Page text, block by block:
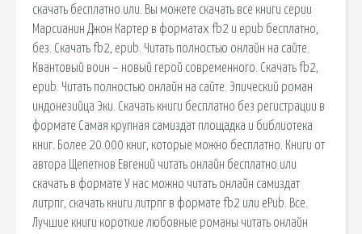
скачать бесплатно или. Вы можете скачать все книги серии
Марсианин Джон Картер в форматах fb2 и epub бесплатно,
без. Скачать fb2, epub. Читать полностью онлайн на сайте.
Квантовый воин – новый герой современного. Скачать fb2,
epub. Читать полностью онлайн на сайте. Эпический роман
индонезийца Эки. Скачать книги бесплатно без регистрации в
формате Самая крупная самиздат площадка и библиотека
книг. Более 20.000 книг, которые можно бесплатно. Книги от
автора Щепетнов Евгений читать онлайн бесплатно или
скачать в формате У нас можно читать онлайн самиздат
литрпг, скачать книги литрпг в формате fb2 или ePub. Все.
Лучшие книги короткие любовные романы читать онлайн